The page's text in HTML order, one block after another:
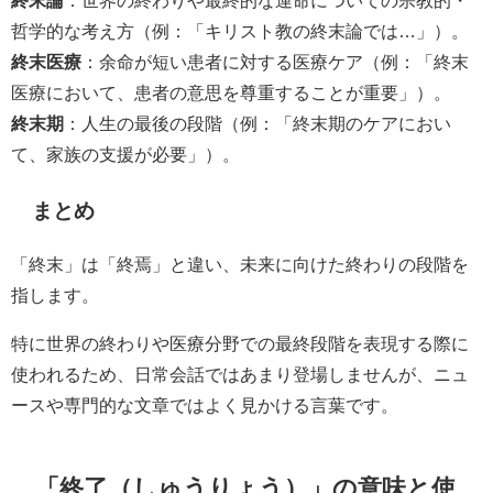
哲学的な考え方（例：「キリスト教の終末論では…」）。
終末医療 ：余命が短い患者に対する医療ケア（例：「終末
医療において、患者の意思を尊重することが重要」）。
終末期 ：人生の最後の段階（例：「終末期のケアにおい
て、家族の支援が必要」）。
まとめ
「終末」は「終焉」と違い、未来に向けた終わりの段階を
指します。
特に世界の終わりや医療分野での最終段階を表現する際に
使われるため、日常会話ではあまり登場しませんが、ニュ
ースや専門的な文章ではよく見かける言葉です。
「終了（しゅうりょう）」の意味と使